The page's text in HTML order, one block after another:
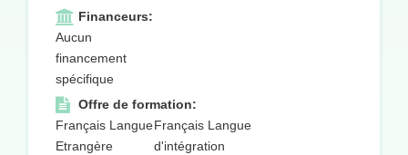
Financeurs:
Aucun
financement
spécifique
Offre de formation:
Français Langue
Etrangère
Français Langue
d'intégration